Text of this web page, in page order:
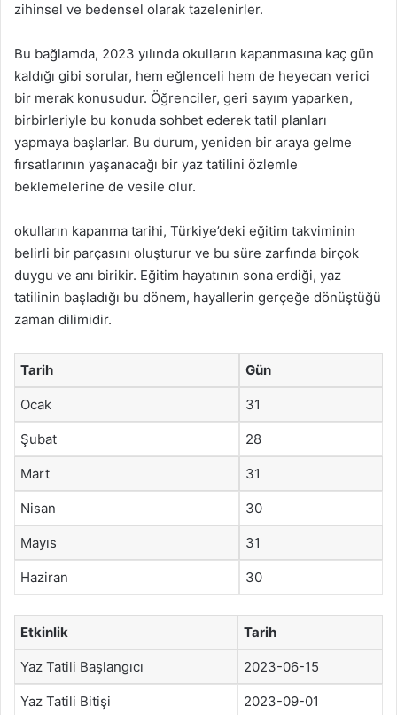
zihinsel ve bedensel olarak tazelenirler.
Bu bağlamda, 2023 yılında okulların kapanmasına kaç gün
kaldığı gibi sorular, hem eğlenceli hem de heyecan verici
bir merak konusudur. Öğrenciler, geri sayım yaparken,
birbirleriyle bu konuda sohbet ederek tatil planları
yapmaya başlarlar. Bu durum, yeniden bir araya gelme
fırsatlarının yaşanacağı bir yaz tatilini özlemle
beklemelerine de vesile olur.
okulların kapanma tarihi, Türkiye’deki eğitim takviminin
belirli bir parçasını oluşturur ve bu süre zarfında birçok
duygu ve anı birikir. Eğitim hayatının sona erdiği, yaz
tatilinin başladığı bu dönem, hayallerin gerçeğe dönüştüğü
zaman dilimidir.
Tarih Gün
Ocak 31
Şubat 28
Mart 31
Nisan 30
Mayıs 31
Haziran 30
Etkinlik Tarih
Yaz Tatili Başlangıcı 2023-06-15
Yaz Tatili Bitişi 2023-09-01